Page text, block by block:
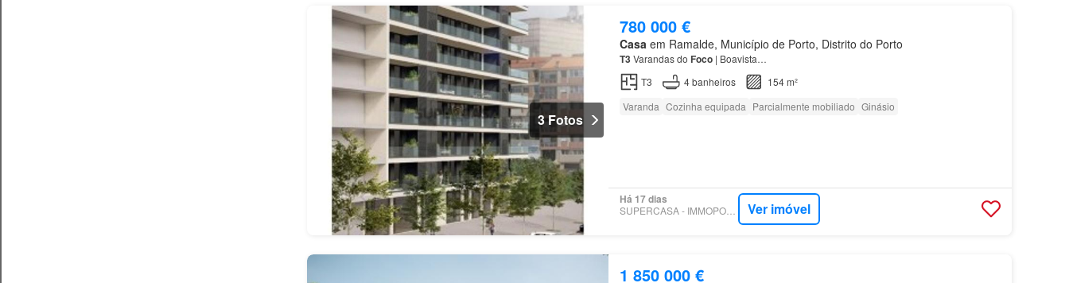
3 Fotos
780 000 €
Casaem Ramalde, Município de Porto, Distrito do Porto
T3Varandas do Foco| Boavista…
T3
4banheiros
154 m²
Varanda Cozinha equipada Parcialmente mobiliado Ginásio
Há 17 dias
SUPERCASA - IMMOPO REAL ESTATE Ver imóvel
1 850 000 €